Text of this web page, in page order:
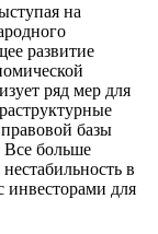
на
развитие
ряд мер для
базы
Все больше
в
инвесторами для